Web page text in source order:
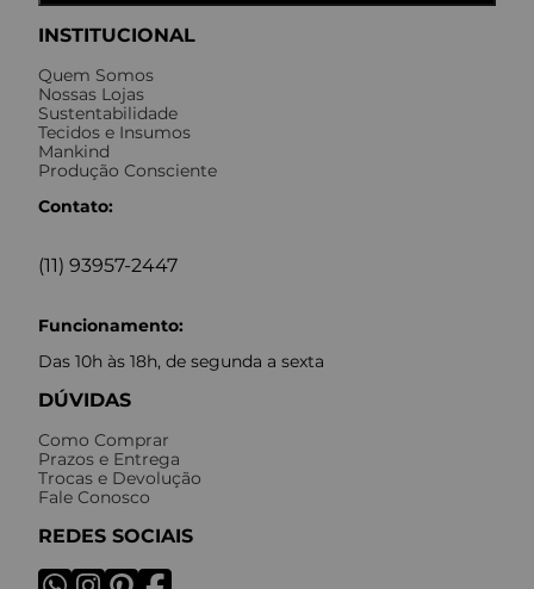
INSTITUCIONAL
Quem Somos
Nossas Lojas
Sustentabilidade
Tecidos e Insumos
Mankind
Produção Consciente
Contato:
(11) 93957-2447
Funcionamento:
Das 10h às 18h, de segunda a sexta
DÚVIDAS
Como Comprar
Prazos e Entrega
Trocas e Devolução
Fale Conosco
REDES SOCIAIS